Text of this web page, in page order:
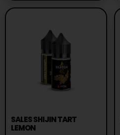
SALES SHIJIN TART
LEMON